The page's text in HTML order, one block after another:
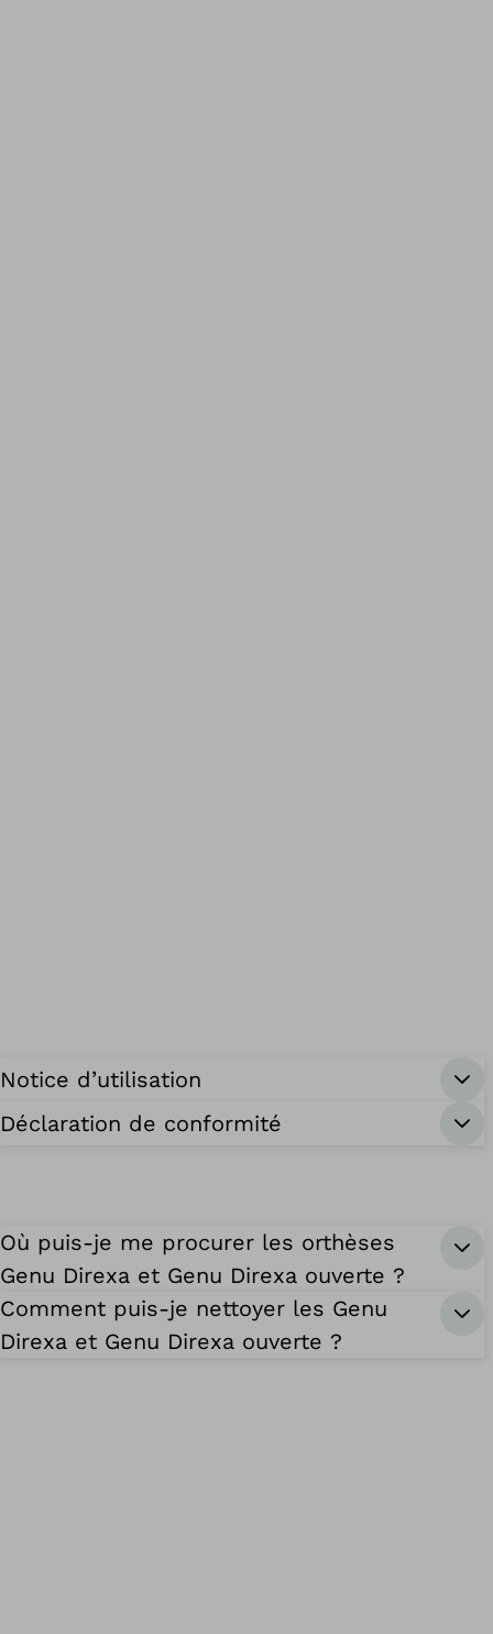
Notice d’utilisation
Déclaration de conformité
Où puis-je me procurer les orthèses
Genu Direxa et Genu Direxa ouverte ?
Comment puis-je nettoyer les Genu
Direxa et Genu Direxa ouverte ?